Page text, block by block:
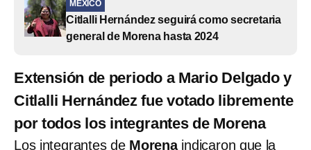
MÉXICO
Citlalli Hernández seguirá como secretaria
general de Morena hasta 2024
Extensión de periodo a Mario Delgado y
Citlalli Hernández fue votado libremente
por todos los integrantes de Morena
Los integrantes de Morenaindicaron que la